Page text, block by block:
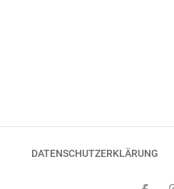
DATENSCHUTZERKLÄRUNG